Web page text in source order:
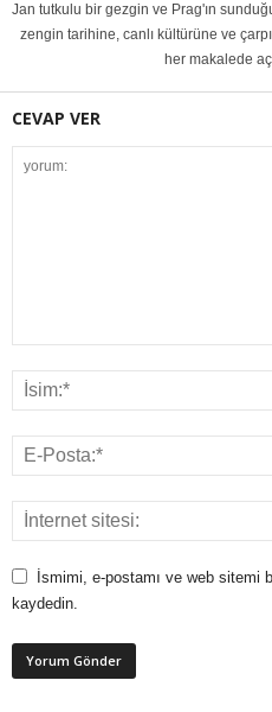
Jan tutkulu bir gezgin ve Prag'ın
zengin tarihine, canlı kültürüne ve
her makalede
CEVAP VER
İsmimi, e-postamı ve web sitemi
kaydedin.